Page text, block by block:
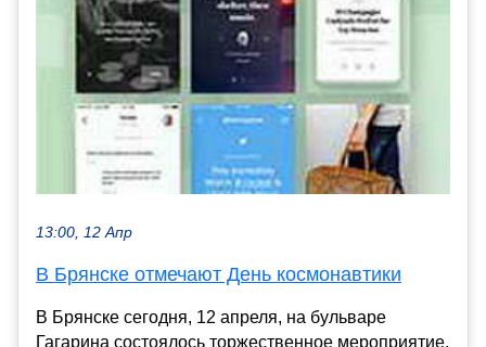
13:00, 12 Апр
В Брянске отмечают День космонавтики
В Брянске сегодня, 12 апреля, на бульваре
Гагарина состоялось торжественное мероприятие,